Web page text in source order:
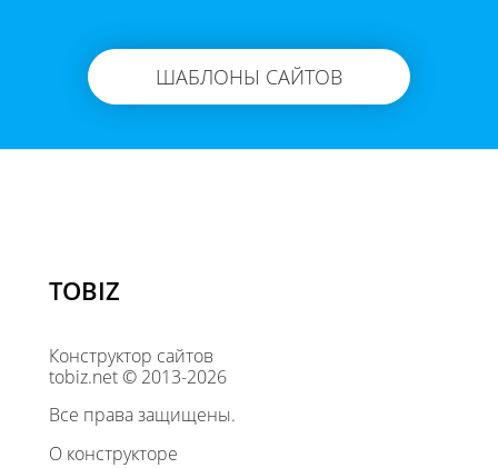
ШАБЛОНЫ САЙТОВ
TOBIZ
Конструктор сайтов
tobiz.net © 2013-2026
Все права защищены.
О конструкторе